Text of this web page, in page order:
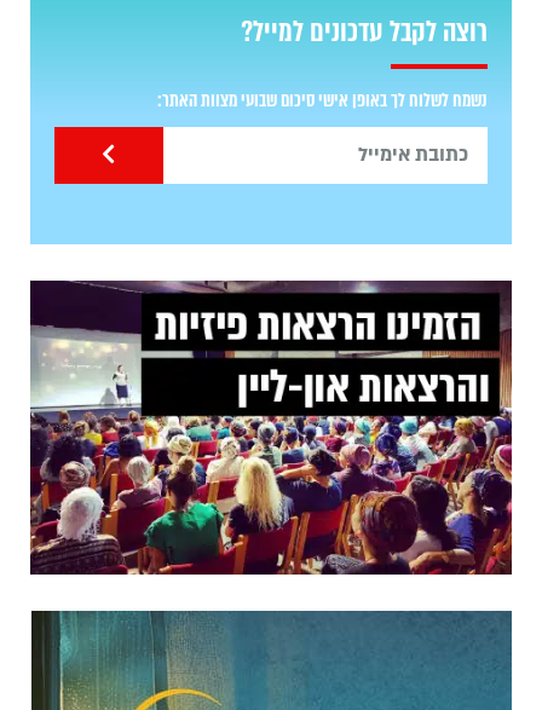
רוצה לקבל עדכונים למייל?
נשמח לשלוח לך באופן אישי סיכום שבועי מצוות האתר: